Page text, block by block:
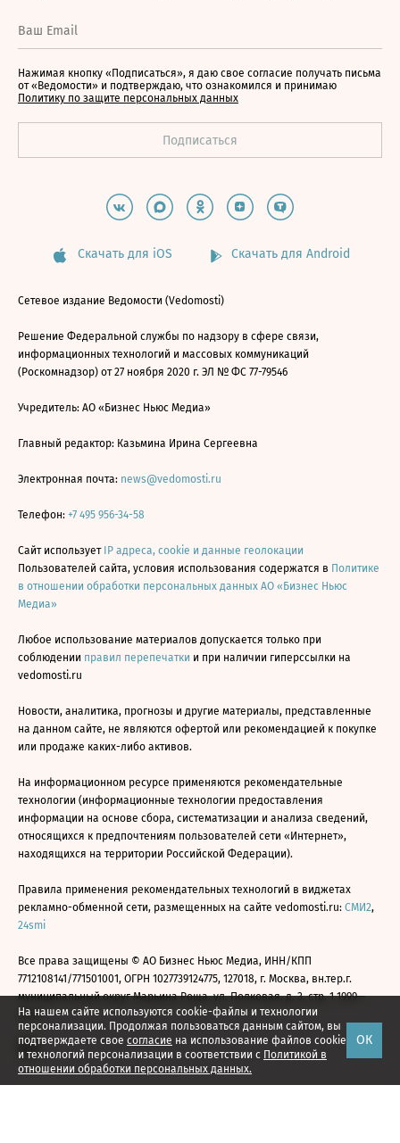
На нашем сайте используются cookie-файлы и технологии
персонализации. Продолжая пользоваться данным сайтом, вы
подтверждаете свое согласие на использование файлов cookie
и технологий персонализации в соответствии с Политикой в
отношении обработки персональных данных.
ОК
Нажимая кнопку «Подписаться», я даю свое согласие получать письма
от «Ведомости» и подтверждаю, что ознакомился и принимаю
Политику по защите персональных данных
Скачать для iOS Скачать для Android
Сетевое издание Ведомости (Vedomosti)
Решение Федеральной службы по надзору в сфере связи,
информационных технологий и массовых коммуникаций
(Роскомнадзор) от 27 ноября 2020 г. ЭЛ № ФС 77-79546
Учредитель: АО «Бизнес Ньюс Медиа»
Главный редактор: Казьмина Ирина Сергеевна
Электронная почта: news@vedomosti.ru
Телефон: +7 495 956-34-58
Сайт использует IP адреса, cookie и данные геолокации
Пользователей сайта, условия использования содержатся в Политике
в отношении обработки персональных данных АО «Бизнес Ньюс
Медиа»
Любое использование материалов допускается только при
соблюдении правил перепечатки и при наличии гиперссылки на
vedomosti.ru
Новости, аналитика, прогнозы и другие материалы, представленные
на данном сайте, не являются офертой или рекомендацией к покупке
или продаже каких-либо активов.
На информационном ресурсе применяются рекомендательные
технологии (информационные технологии предоставления
информации на основе сбора, систематизации и анализа сведений,
относящихся к предпочтениям пользователей сети «Интернет»,
находящихся на территории Российской Федерации).
Правила применения рекомендательных технологий в виджетах
рекламно-обменной сети, размещенных на сайте vedomosti.ru: СМИ2,
24smi
Все права защищены © АО Бизнес Ньюс Медиа, ИНН/КПП
7712108141/771501001, ОГРН 1027739124775, 127018, г. Москва, вн.тер.г.
муниципальный округ Марьина Роща, ул. Полковая, д. 3, стр. 1 1999—
2026